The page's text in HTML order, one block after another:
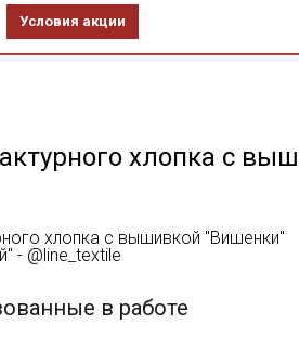
Условия акции
хлопка с
хлопка с вышивкой "Вишенки"
- @line_textile
в работе